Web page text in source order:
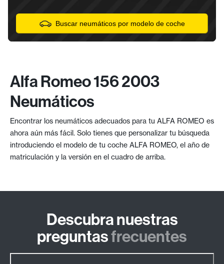
Buscar neumáticos por modelo de coche
Alfa Romeo 156 2003
Neumáticos
Encontrar los neumáticos adecuados para tu ALFA ROMEO es
ahora aún más fácil. Solo tienes que personalizar tu búsqueda
introduciendo el modelo de tu coche ALFA ROMEO, el año de
matriculación y la versión en el cuadro de arriba.
Descubra nuestras
preguntasfrecuentes